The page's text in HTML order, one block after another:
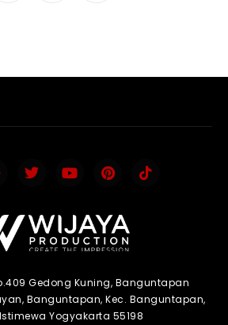
Gedong Kuning, Banguntapan
Banguntapan, Kec. Banguntapan,
Yogyakarta 55198